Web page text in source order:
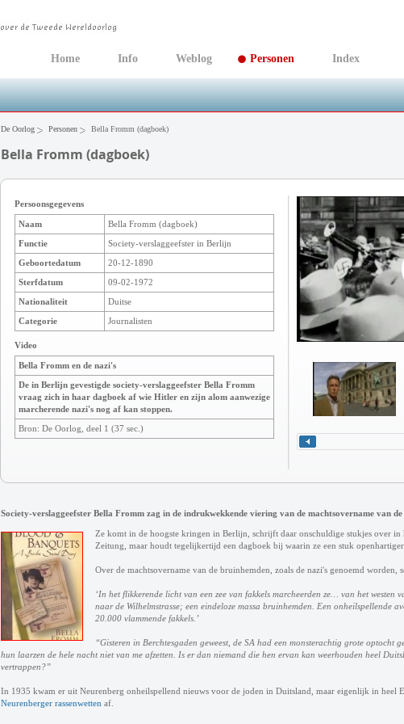
Home Info Weblog Personen Index
De Oorlog Personen Bella Fromm (dagboek)
Bella Fromm (dagboek)
Persoonsgegevens
Naam
Bella Fromm (dagboek)
Functie
Society-verslaggeefster in Berlijn
Geboortedatum
20-12-1890
Sterfdatum
09-02-1972
Nationaliteit
Duitse
Categorie
Journalisten
Video
Bella Fromm en de nazi's
De in Berlijn gevestigde society-verslaggeefster Bella Fromm
vraag zich in haar dagboek af wie Hitler en zijn alom aanwezige
marcherende nazi's nog af kan stoppen.
Bron: De Oorlog, deel 1 (37 sec.)
Society-verslaggeefster Bella Fromm zag in de indrukwekkende viering van de machtsovername van
Ze komt in de hoogste kringen in Berlijn, schrijft daar onschuldige stukjes over in
Zeitung, maar houdt tegelijkertijd een dagboek bij waarin ze een stuk openhartiger
Over de machtsovername van de bruinhemden, zoals de nazi's genoemd worden,
‘In het flikkerende licht van een zee van fakkels marcheerden ze… van het westen
naar de Wilhelmstrasse; een eindeloze massa bruinhemden. Een onheilspellende
20.000 vlammende fakkels.’
“Gisteren in Berchtesgaden geweest, de SA had een monsterachtig grote optocht
hun laarzen de hele nacht niet van me afzetten. Is er dan niemand die hen ervan kan weerhouden heel
vertrappen?”
In 1935 kwam er uit Neurenberg onheilspellend nieuws voor de joden in Duitsland, maar eigenlijk in heel
Neurenberger rassenwetten af.